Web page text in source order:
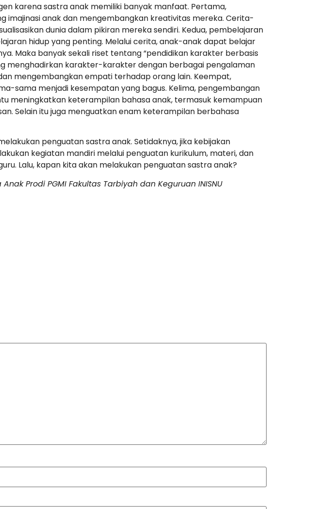
karena sastra anak memiliki banyak manfaat. Pertama,
imajinasi anak dan mengembangkan kreativitas mereka. Cerita-
dunia dalam pikiran mereka sendiri. Kedua, pembelajaran
hidup yang penting. Melalui cerita, anak-anak dapat belajar
Maka banyak sekali riset tentang “pendidikan karakter berbasis
menghadirkan karakter-karakter dengan berbagai pengalaman
mengembangkan empati terhadap orang lain. Keempat,
sama menjadi kesempatan yang bagus. Kelima, pengembangan
meningkatkan keterampilan bahasa anak, termasuk kemampuan
Selain itu juga menguatkan enam keterampilan berbahasa
penguatan sastra anak. Setidaknya, jika kebijakan
kegiatan mandiri melalui penguatan kurikulum, materi, dan
Lalu, kapan kita akan melakukan penguatan sastra anak?
Prodi PGMI Fakultas Tarbiyah dan Keguruan INISNU